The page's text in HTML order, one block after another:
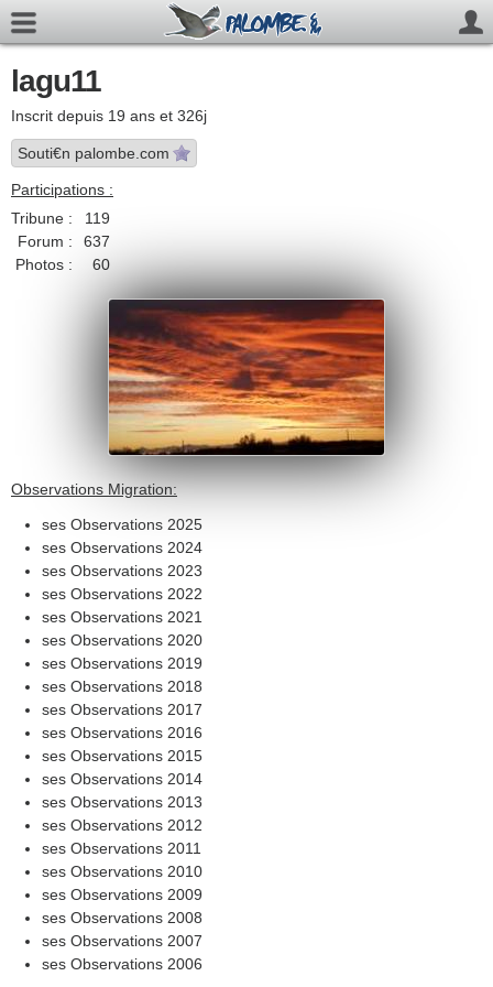
lagu11
Inscrit depuis 19 ans et 326j
Souti€n palombe.com
Participations :
Tribune :
119
Forum :
637
Photos :
60
Observations Migration:
ses Observations 2025
ses Observations 2024
ses Observations 2023
ses Observations 2022
ses Observations 2021
ses Observations 2020
ses Observations 2019
ses Observations 2018
ses Observations 2017
ses Observations 2016
ses Observations 2015
ses Observations 2014
ses Observations 2013
ses Observations 2012
ses Observations 2011
ses Observations 2010
ses Observations 2009
ses Observations 2008
ses Observations 2007
ses Observations 2006